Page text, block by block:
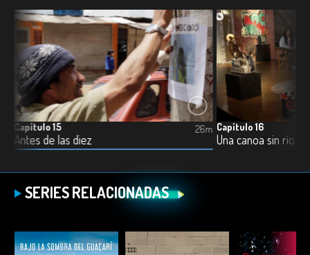
Capítulo 15
Antes de las diez
26m Capítulo 16
Una canoa sin río
SERIES RELACIONADAS